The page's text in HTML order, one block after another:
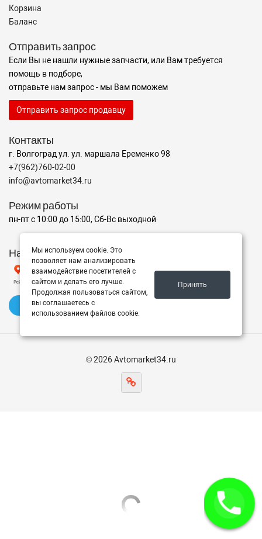
Корзина
Баланс
Отправить запрос
Если Вы не нашли нужные запчасти, или Вам требуется
помощь в подборе,
отправьте нам запрос - мы Вам поможем
Отправить запрос продавцу
Контакты
г. Волгоград ул. ул. маршала Еременко 98
+7(962)760-02-00
info@avtomarket34.ru
Режим работы
пн-пт с 10:00 до 15:00, Сб-Вс выходной
Наш рейтинг на Яндексе
✍️ Оставить отзыв
© 2026 Avtomarket34.ru
Мы используем cookie. Это
позволяет нам анализировать
взаимодействие посетителей с
сайтом и делать его лучше.
Продолжая пользоваться сайтом,
вы соглашаетесь с
использованием файлов cookie.
Принять